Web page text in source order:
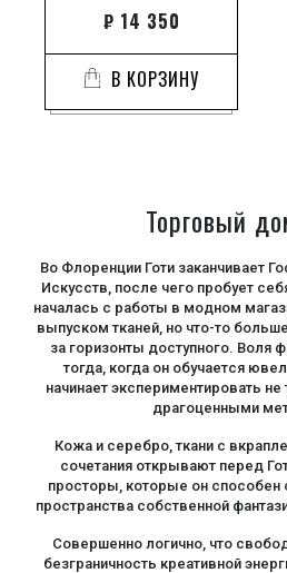
₽ 14 350
В КОРЗИНУ
Торговый
Во Флоренции Готи заканчивает
Искусств, после чего пробует
началась с работы в модном
выпуском тканей, но что-то
за горизонты доступного. Воля
тогда, когда он обучается
начинает экспериментировать не
драгоценными
Кожа и серебро, ткани с
сочетания открывают перед
просторы, которые он способен
пространства собственной
Совершенно логично, что
безграничность креативной